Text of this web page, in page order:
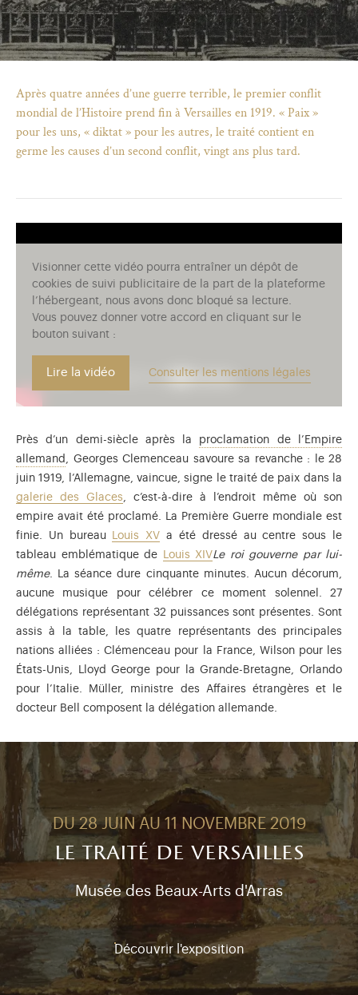
onglet)
nouvel onglet)
fenêtre modale)
de l'application (ouverture dans un nouvel onglet)
Après quatre années d’une guerre terrible, le premier conflit
mondial de l’Histoire prend fin à Versailles en 1919. « Paix »
pour les uns, « diktat » pour les autres, le traité contient en
germe les causes d’un second conflit, vingt ans plus tard.
Visionner cette vidéo pourra entraîner un dépôt de
cookies de suivi publicitaire de la part de la plateforme
l’hébergeant, nous avons donc bloqué sa lecture.
Vous pouvez donner votre accord en cliquant sur le
bouton suivant :
Lire la vidéo Consulter les mentions légales
Près d’un demi-siècle après la proclamation de l’Empire
allemand Après la défaite de la France, l'Empire allemand est
, Georges Clemenceau savoure sa revanche : le 28
juin 1919, l’Allemagne, vaincue, signe le traité de paix dans la
galerie des Glaces , c’est-à-dire à l’endroit même où son
empire avait été proclamé. La Première Guerre mondiale est
finie. Un bureau
Louis XV a été dressé au centre sous le
tableau emblématique de
Louis XIVLe roi gouverne par lui-
même. La séance dure cinquante minutes. Aucun décorum,
aucune musique pour célébrer ce moment solennel. 27
délégations représentant 32 puissances sont présentes. Sont
assis à la table, les quatre représentants des principales
nations alliées : Clémenceau pour la France, Wilson pour les
États-Unis, Lloyd George pour la Grande-Bretagne, Orlando
pour l’Italie. Müller, ministre des Affaires étrangères et le
docteur Bell composent la délégation allemande.
DU 28 JUIN AU 11 NOVEMBRE 2019
le traité de versailles
Musée des Beaux-Arts d'Arras
Découvrir l'exposition